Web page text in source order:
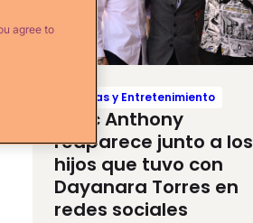
Noticias y Entretenimiento
Marc Anthony
reaparece junto a los
hijos que tuvo con
Dayanara Torres en
redes sociales
agree to